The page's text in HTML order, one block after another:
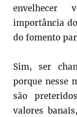
envelhecer
importância
do fomento
Sim, ser
porque nesse
são
valores